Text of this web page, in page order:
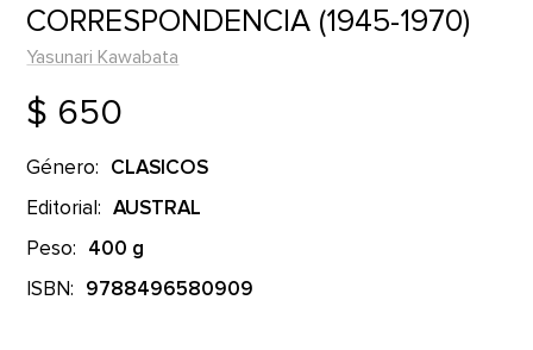
CORRESPONDENCIA (1945-1970)
Yasunari Kawabata
$ 650
Género: CLASICOS
Editorial: AUSTRAL
Peso: 400 g
ISBN: 9788496580909